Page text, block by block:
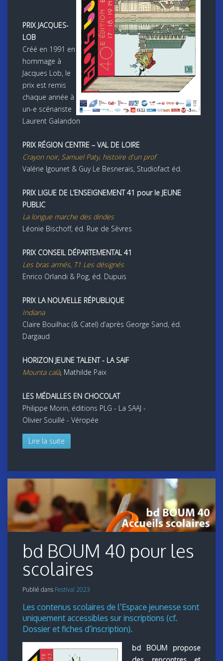
PRIX JACQUES-
LOB
Créé en 1991 en
hommage à
Jacques Lob, le
prix est remis
chaque année à
un-e scénariste
Laurent Galandon
PRIX RÉGION CENTRE – VAL DE LOIRE
Crayon noir, Samuel Paty, histoire d'un prof
Valérie Igounet & Guy Le Besnerais, Studiofact éd.
PRIX LIGUE DE L’ENSEIGNEMENT 41 pour le JEUNE
PUBLIC
La longue marche des dindes
Léonie Bischoff, éd. Rue de Sèvres
PRIX CONSEIL DÉPARTEMENTAL 41
Les bras armés, T1 Les désignés
Enrico Orlandi & Pog, éd. Dupuis
PRIX LA NOUVELLE RÉPUBLIQUE
Indiana
Claire Bouilhac (& Catel) d’après George Sand, éd.
Dargaud
HORIZON JEUNE TALENT - LA SAIF
Mounta calà, Mathilde Paix
LES MÉDAILLES EN CHOCOLAT
Philippe Morin, éditions PLG - La SAAJ -
Olivier Souillé - Véropée
Lire la suite
bd BOUM 40 pour les
scolaires
Publié dans Festival 2023
Les contenus scolaires de l’Espace jeunesse sont
uniquement accessibles sur inscriptions (cf.
Dossier et fiches d’inscription).
bd BOUM propose